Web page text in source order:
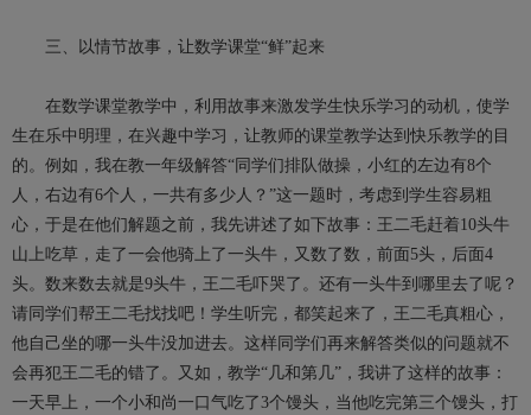
三、以情节故事，让数学课堂“鲜”起来
在数学课堂教学中，利用故事来激发学生快乐学习的动机，使学
生在乐中明理，在兴趣中学习，让教师的课堂教学达到快乐教学的目
的。例如，我在教一年级解答“同学们排队做操，小红的左边有8个
人，右边有6个人，一共有多少人？”这一题时，考虑到学生容易粗
心，于是在他们解题之前，我先讲述了如下故事：王二毛赶着10头牛
山上吃草，走了一会他骑上了一头牛，又数了数，前面5头，后面4
头。数来数去就是9头牛，王二毛吓哭了。还有一头牛到哪里去了呢？
请同学们帮王二毛找找吧！学生听完，都笑起来了，王二毛真粗心，
他自己坐的哪一头牛没加进去。这样同学们再来解答类似的问题就不
会再犯王二毛的错了。又如，教学“几和第几”，我讲了这样的故事：
一天早上，一个小和尚一口气吃了3个馒头，当他吃完第三个馒头，打